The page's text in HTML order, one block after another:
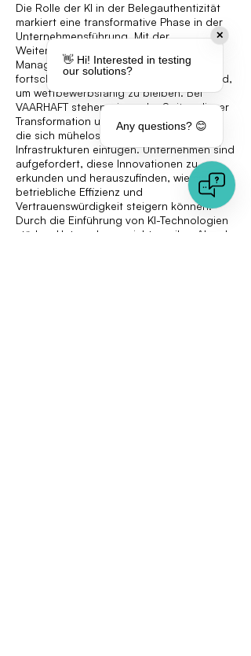
Die Rolle der KI in der Belegauthentizität
markiert eine transformative Phase in der
Unternehmensführung. Mit der
Weiterentwicklung des Expense-
Managements wird das Engagement für
fortschrittliche KI-Lösungen entscheidend,
um wettbewerbsfähig zu bleiben. Bei
VAARHAFT stehen wir an der Spitze dieser
Transformation und bieten Lösungen an,
die sich mühelos in bestehende
Infrastrukturen einfügen. Unternehmen sind
aufgefordert, diese Innovationen zu
erkunden und herauszufinden, wie sie ihre
betriebliche Effizienz und
Vertrauenswürdigkeit steigern können.
Durch die Einführung von KI-Technologien
stärken Unternehmen nicht nur ihre Abwehr
✕
👋 Hi! Interested in testing
our solutions?
Any questions? 😊